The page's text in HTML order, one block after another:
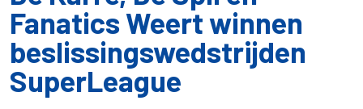
Fanatics Weert winnen
beslissingswedstrijden
SuperLeague